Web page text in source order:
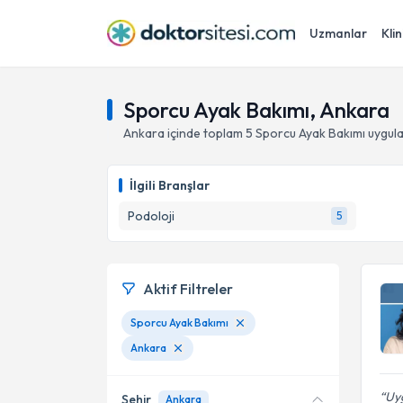
Uzmanlar
Sporcu Ayak Bakımı, Ankara
Ankara içinde toplam 5 Sporcu Ayak Bakımı
İlgili Branşlar
Podoloji
5
Aktif Filtreler
Sporcu Ayak Bakımı
Ankara
Şehir Ankara